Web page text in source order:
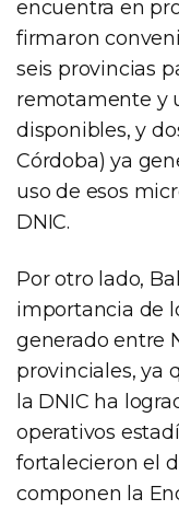
encuentra en
firmaron
seis provincias
remotamente y
disponibles, y
Córdoba) ya
uso de esos
DNIC.
Por otro lado,
importancia de
generado entre
provinciales, ya
la DNIC ha
operativos
fortalecieron el
componen la